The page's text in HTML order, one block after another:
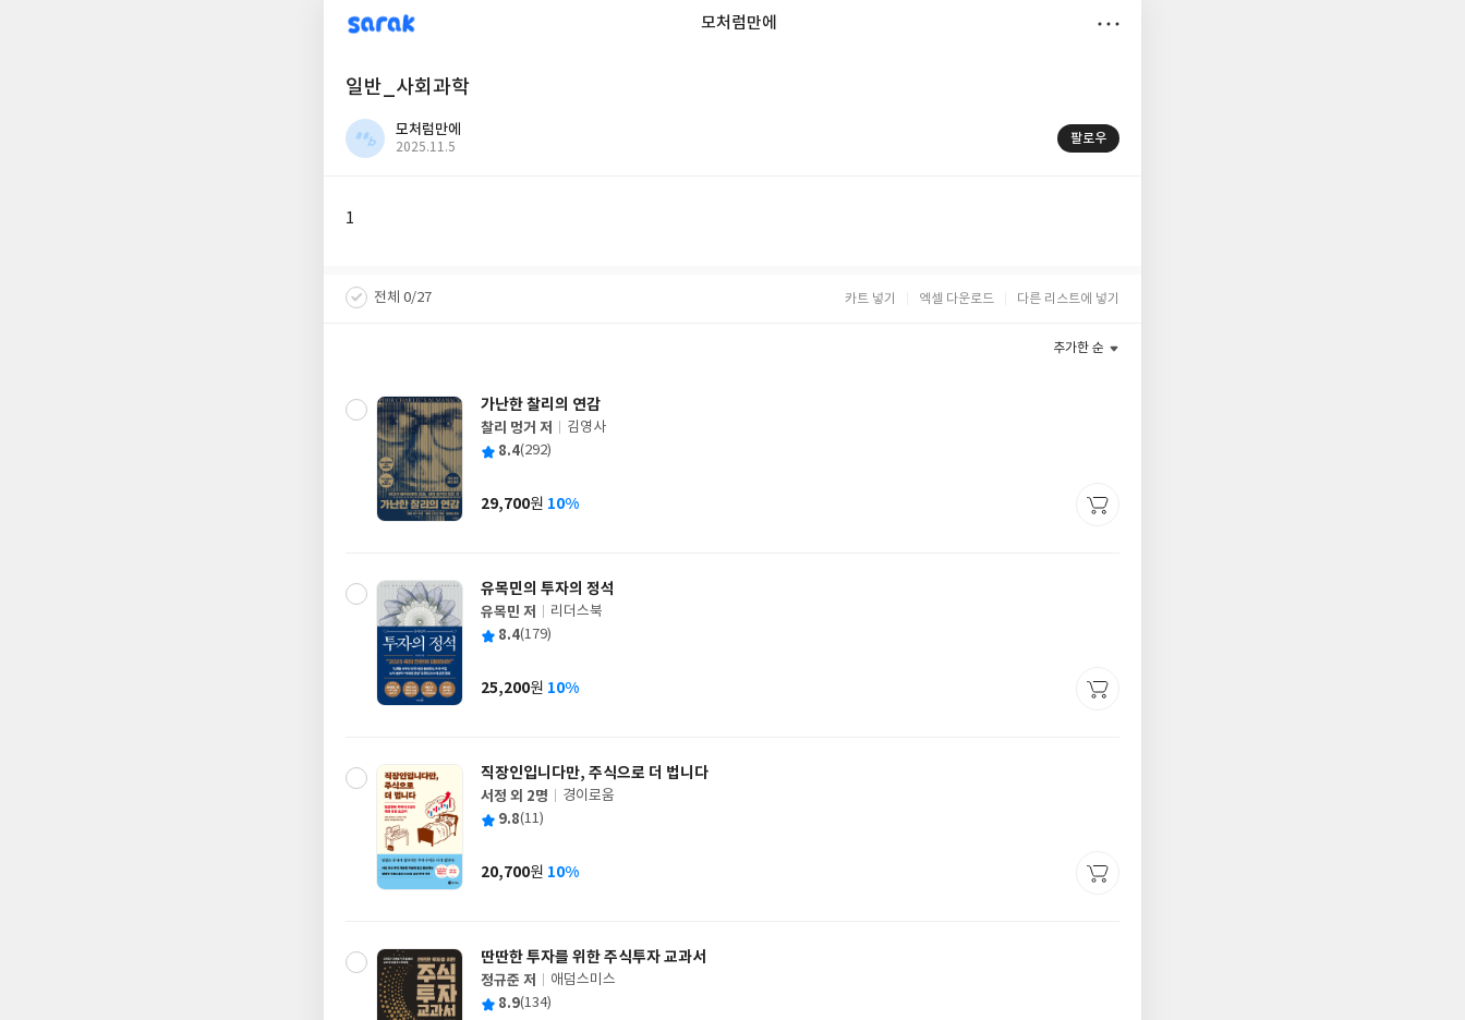
sarak 모처럼만에
일반_사회과학
모처럼만에
작
2025.11.5
팔로우
1
전체 0/27 카트 넣기 엑셀 다운로드 다른 리스트에 넣기
추가한 순
가난한 찰리의 연감
글
쓴
찰리 멍거 저
출
사
김영사
평 8.4(292)
가
29,700원 10%
유목민의 투자의 정석
글
쓴
유목민 저
출
사
리더스북
평 8.4(179)
가
25,200원 10%
직장인입니다만, 주식으로 더 법니다
글
쓴
서정 외 2명
출
사
경이로움
평 9.8(11)
가
20,700원 10%
딴딴한 투자를 위한 주식투자 교과서
글
쓴
정규준 저
출
애덤스미스
평 8.9(134)